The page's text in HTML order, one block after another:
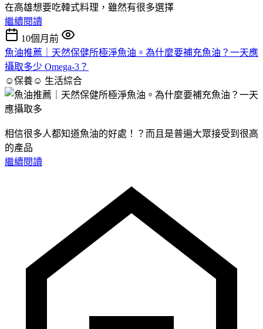
在高雄想要吃韓式料理，雖然有很多選擇
繼續閱讀
10個月前
魚油推薦｜天然保健所極淨魚油。為什麼要補充魚油？一天應
攝取多少 Omega-3？
☺保養☺ 生活綜合
相信很多人都知道魚油的好處！？而且是普遍大眾接受到很高
的產品
繼續閱讀